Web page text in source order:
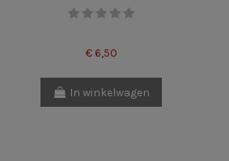
€ 6,50
In winkelwagen